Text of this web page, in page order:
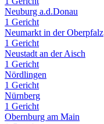
Neuburg a.d.Donau
1 Gericht
Neumarkt in der Oberpfalz
1 Gericht
Neustadt an der Aisch
1 Gericht
Nördlingen
1 Gericht
Nürnberg
1 Gericht
Obernburg am Main